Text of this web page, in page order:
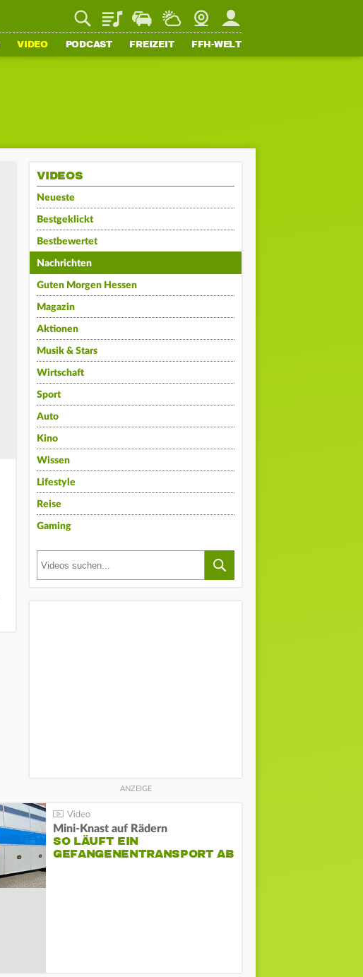
PlaylistStaupilotWetterWebcamMein FFH
VIDEO PODCAST FREIZEIT FFH-WELT
VIDEOS
Neueste
Bestgeklickt
Bestbewertet
Nachrichten
Guten Morgen Hessen
Magazin
Aktionen
Musik & Stars
Wirtschaft
Sport
Auto
Kino
Wissen
Lifestyle
Reise
Gaming
Mini-Knast auf Rädern
SO LÄUFT EIN
GEFANGENENTRANSPORT AB